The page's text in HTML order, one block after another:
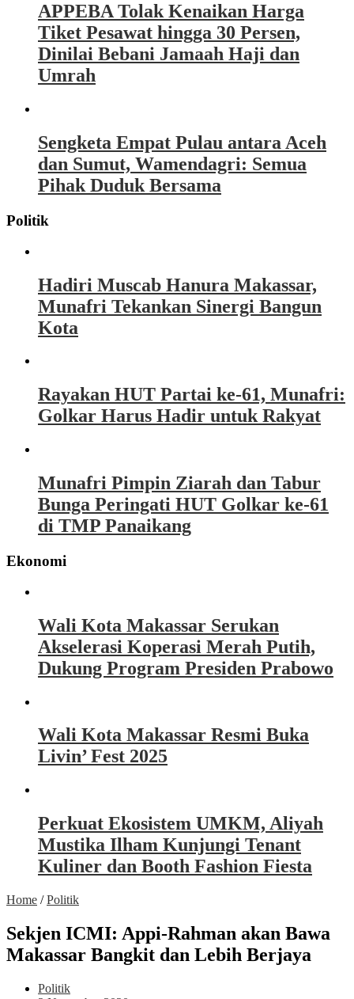
APPEBA Tolak Kenaikan Harga
Tiket Pesawat hingga 30 Persen,
Dinilai Bebani Jamaah Haji dan
Umrah
Sengketa Empat Pulau antara Aceh
dan Sumut, Wamendagri: Semua
Pihak Duduk Bersama
Politik
Hadiri Muscab Hanura Makassar,
Munafri Tekankan Sinergi Bangun
Kota
Rayakan HUT Partai ke-61, Munafri:
Golkar Harus Hadir untuk Rakyat
Munafri Pimpin Ziarah dan Tabur
Bunga Peringati HUT Golkar ke-61
di TMP Panaikang
Ekonomi
Wali Kota Makassar Serukan
Akselerasi Koperasi Merah Putih,
Dukung Program Presiden Prabowo
Wali Kota Makassar Resmi Buka
Livin’ Fest 2025
Perkuat Ekosistem UMKM, Aliyah
Mustika Ilham Kunjungi Tenant
Kuliner dan Booth Fashion Fiesta
Home /Politik
Sekjen ICMI: Appi-Rahman akan Bawa
Makassar Bangkit dan Lebih Berjaya
Politik